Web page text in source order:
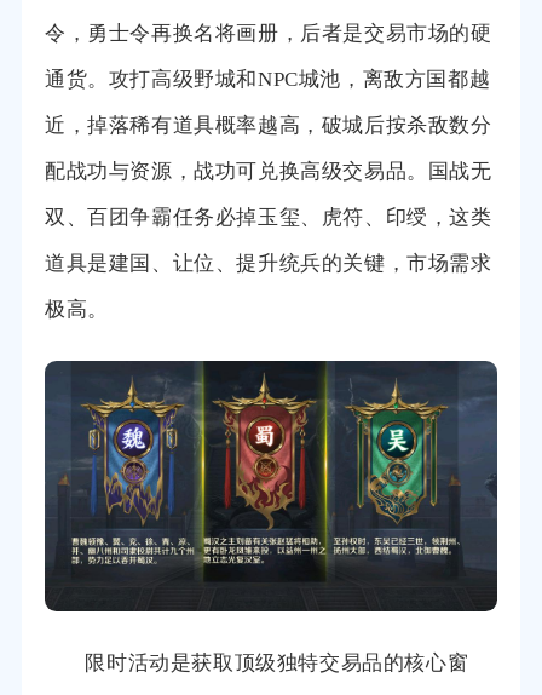
令，勇士令再换名将画册，后者是交易市场的硬
通货。攻打高级野城和NPC城池，离敌方国都越
近，掉落稀有道具概率越高，破城后按杀敌数分
配战功与资源，战功可兑换高级交易品。国战无
双、百团争霸任务必掉玉玺、虎符、印绶，这类
道具是建国、让位、提升统兵的关键，市场需求
极高。
限时活动是获取顶级独特交易品的核心窗